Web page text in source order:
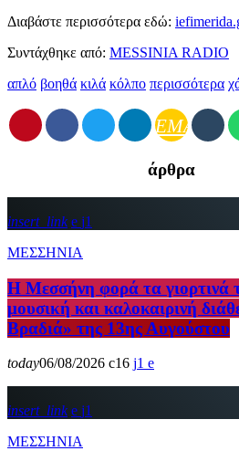
Διαβάστε περισσότερα εδώ:
Συντάχθηκε από: MESSINIA RADIO
απλό βοηθά κιλά κόλπο περισσότερα
EMAIL
άρθρα
insert_link
1
ΜΕΣΣΗΝΙΑ
Η Μεσσήνη φορά τα γιορτινά
μουσική και καλοκαιρινή
Βραδιά» της 13ης Αυγούστου
today06/08/2026 16 1
insert_link
1
ΜΕΣΣΗΝΙΑ